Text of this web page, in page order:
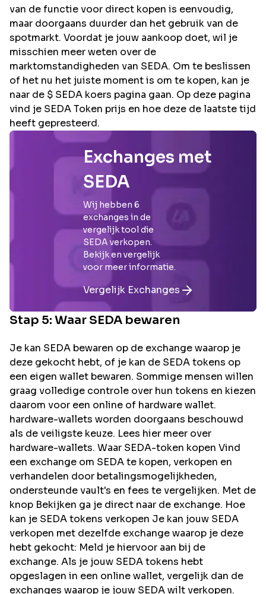
van de functie voor direct kopen is eenvoudig,
maar doorgaans duurder dan het gebruik van de
spotmarkt. Voordat je jouw aankoop doet, wil je
misschien meer weten over de
marktomstandigheden van SEDA. Om te beslissen
of het nu het juiste moment is om te kopen, kan je
naar de $ SEDA koers pagina gaan. Op deze pagina
vind je SEDA Token prijs en hoe deze de laatste tijd
heeft gepresteerd.
Exchanges met
SEDA
Wij hebben 6
exchanges in de
vergelijk tool die
SEDA verkopen.
Bekijk en vergelijk
voor meer informatie.
Vergelijk Exchanges
Stap 5: Waar SEDA bewaren
Je kan SEDA bewaren op de exchange waarop je
deze gekocht hebt, of je kan de SEDA tokens op
een eigen wallet bewaren. Sommige mensen willen
graag volledige controle over hun tokens en kiezen
daarom voor een online of hardware wallet.
hardware-wallets worden doorgaans beschouwd
als de veiligste keuze. Lees hier meer over
hardware-wallets. Waar SEDA-token kopen Vind
een exchange om SEDA te kopen, verkopen en
verhandelen door betalingsmogelijkheden,
ondersteunde vault's en fees te vergelijken. Met de
knop Bekijken ga je direct naar de exchange. Hoe
kan je SEDA tokens verkopen Je kan jouw SEDA
verkopen met dezelfde exchange waarop je deze
hebt gekocht: Meld je hiervoor aan bij de
exchange. Als je jouw SEDA tokens hebt
opgeslagen in een online wallet, vergelijk dan de
exchanges waarop je jouw SEDA wilt verkopen.